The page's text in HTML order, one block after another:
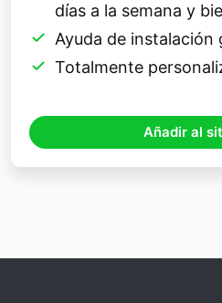
días a la semana y
Ayuda de instalación
Totalmente
Añadir al